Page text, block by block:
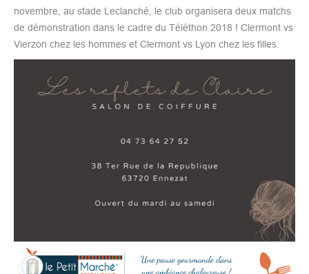
novembre, au stade Leclanché, le club organisera deux matchs
de démonstration dans le cadre du Téléthon 2018 ! Clermont vs
Vierzon chez les hommes et Clermont vs Lyon chez les filles.